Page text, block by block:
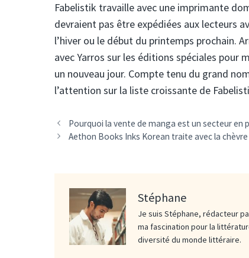
Fabelistik travaille avec une imprimante
devraient pas être expédiées aux lecteurs
l’hiver ou le début du printemps prochain.
avec Yarros sur les éditions spéciales
un nouveau jour. Compte tenu du grand
l’attention sur la liste croissante de
Pourquoi la vente de manga est un secteur en
Aethon Books Inks Korean traite avec la
Stéphane
Je suis Stéphane, rédacteur
ma fascination pour la
diversité du monde littéraire.